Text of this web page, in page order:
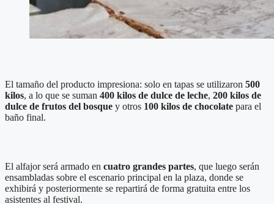
El tamaño del producto impresiona: solo en tapas se utilizaron 500
kilos, a lo que se suman 400 kilos de dulce de leche, 200 kilos de
dulce de frutos del bosque y otros 100 kilos de chocolate para el
baño final.
El alfajor será armado en cuatro grandes partes, que luego serán
ensambladas sobre el escenario principal en la plaza, donde se
exhibirá y posteriormente se repartirá de forma gratuita entre los
asistentes al festival.